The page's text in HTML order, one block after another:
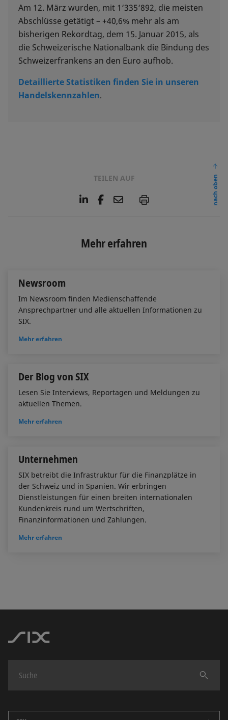
Am 12. März wurden, mit 1‘335‘892, die meisten
Abschlüsse getätigt – +40,6% mehr als am
bisherigen Rekordtag, dem 15. Januar 2015, als
die Schweizerische Nationalbank die Bindung des
Schweizerfrankens an den Euro aufhob.
Detaillierte Statistiken finden Sie in unseren
Handelskennzahlen.
TEILEN AUF
L
e
d
F
o
E
l
P
nach oben
Mehr erfahren
Newsroom
Im Newsroom finden Medienschaffende
Ansprechpartner und alle aktuellen Informationen zu
SIX.
Mehr erfahren
Der Blog von SIX
Lesen Sie Interviews, Reportagen und Meldungen zu
aktuellen Themen.
Mehr erfahren
Unternehmen
SIX betreibt die Infrastruktur für die Finanzplätze in
der Schweiz und in Spanien. Wir erbringen
Dienstleistungen für einen breiten internationalen
Kundenkreis rund um Wertschriften,
Finanzinformationen und Zahlungen.
Mehr erfahren
Finden